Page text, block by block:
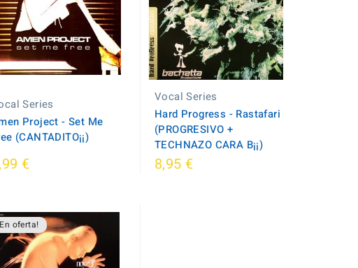
Series
Project - Set Me
(CANTADITO¡¡)
€
Vocal Series
Hard Progress - Rastafari
(PROGRESIVO +
TECHNAZO CARA B¡¡)
8,95 €
oferta!